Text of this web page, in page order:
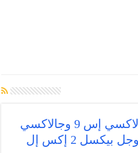
تعرّف على الفرق بين جالاكسي إس 9 وجالاكسي